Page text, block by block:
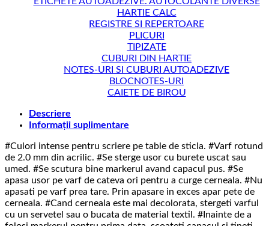
HARTIE CALC
REGISTRE SI REPERTOARE
PLICURI
TIPIZATE
CUBURI DIN HARTIE
NOTES-URI SI CUBURI AUTOADEZIVE
BLOCNOTES-URI
CAIETE DE BIROU
Descriere
Informații suplimentare
#Culori intense pentru scriere pe table de sticla. #Varf rotund
de 2.0 mm din acrilic. #Se sterge usor cu burete uscat sau
umed. #Se scutura bine markerul avand capacul pus. #Se
apasa usor pe varf de cateva ori pentru a curge cerneala. #Nu
apasati pe varf prea tare. Prin apasare in exces apar pete de
cerneala. #Cand cerneala este mai decolorata, stergeti varful
cu un servetel sau o bucata de material textil. #Inainte de a